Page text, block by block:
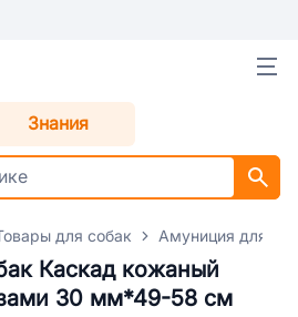
Знания
для собак Амуниция для
Каскад кожаный
30 мм*49-58 см